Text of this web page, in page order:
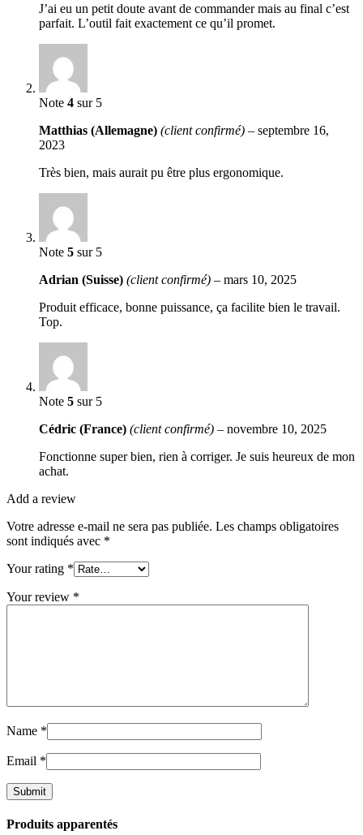
J’ai eu un petit doute avant de commander mais au final c’est
parfait. L’outil fait exactement ce qu’il promet.
Note 4 sur 5
Matthias (Allemagne) (client confirmé) – septembre 16,
2023
Très bien, mais aurait pu être plus ergonomique.
Note 5 sur 5
Adrian (Suisse) (client confirmé) – mars 10, 2025
Produit efficace, bonne puissance, ça facilite bien le travail.
Top.
Note 5 sur 5
Cédric (France) (client confirmé) – novembre 10, 2025
Fonctionne super bien, rien à corriger. Je suis heureux de mon
achat.
Add a review
Votre adresse e-mail ne sera pas publiée. Les champs obligatoires
sont indiqués avec *
Your rating *
Your review *
Name *
Email *
Produits apparentés